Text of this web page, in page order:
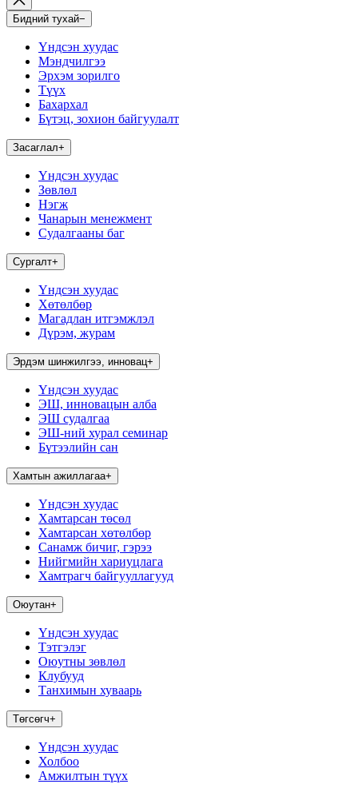
Бидний тухай−
Үндсэн хуудас
Мэндчилгээ
Эрхэм зорилго
Түүх
Бахархал
Бүтэц, зохион байгуулалт
Засаглал+
Үндсэн хуудас
Зөвлөл
Нэгж
Чанарын менежмент
Судалгааны баг
Сургалт+
Үндсэн хуудас
Хөтөлбөр
Магадлан итгэмжлэл
Дүрэм, журам
Эрдэм шинжилгээ, инновац+
Үндсэн хуудас
ЭШ, инновацын алба
ЭШ судалгаа
ЭШ-ний хурал семинар
Бүтээлийн сан
Хамтын ажиллагаа+
Үндсэн хуудас
Хамтарсан төсөл
Хамтарсан хөтөлбөр
Санамж бичиг, гэрээ
Нийгмийн хариуцлага
Хамтрагч байгууллагууд
Оюутан+
Үндсэн хуудас
Тэтгэлэг
Оюутны зөвлөл
Клубууд
Танхимын хуваарь
Төгсөгч+
Үндсэн хуудас
Холбоо
Амжилтын түүх